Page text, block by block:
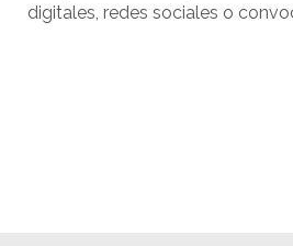
digitales, redes sociales o